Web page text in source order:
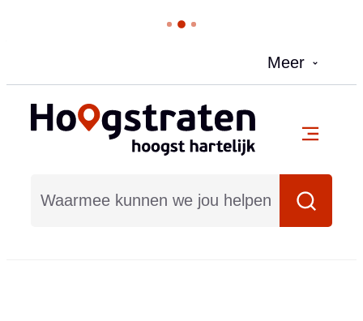
Meer
Hoogstraten
Zoeken
menu